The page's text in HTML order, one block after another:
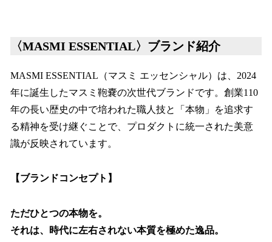
〈MASMI ESSENTIAL〉ブランド紹介
MASMI ESSENTIAL（マスミ エッセンシャル）は、2024
年に誕生したマスミ鞄嚢の次世代ブランドです。創業110
年の長い歴史の中で培われた職人技と「本物」を追求す
る精神を受け継ぐことで、プロダクトに統一された美意
識が反映されています。
【ブランドコンセプト】
ただひとつの本物を。
それは、時代に左右されない本質を極めた逸品。